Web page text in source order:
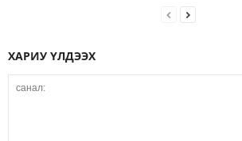
ХАРИУ ҮЛДЭЭХ